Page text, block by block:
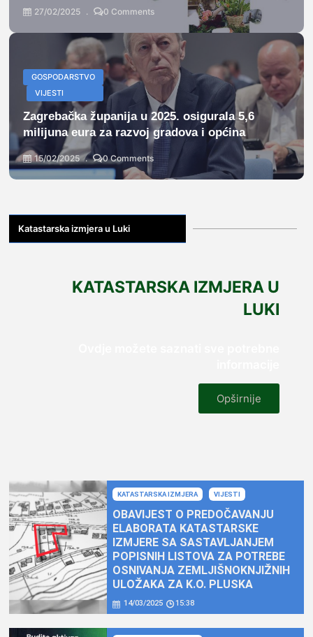
27/02/2025 0 Comments
GOSPODARSTVO
VIJESTI
Zagrebačka županija u 2025. osigurala 5,6
milijuna eura za razvoj gradova i općina
15/02/2025 0 Comments
Katastarska izmjera u Luki
KATASTARSKA IZMJERA U
LUKI
Opširnije
KATASTARSKA IZMJERA VIJESTI
OBAVIJEST O PREDOČAVANJU
ELABORATA KATASTARSKE
IZMJERE SA SASTAVLJANJEM
POPISNIH LISTOVA ZA POTREBE
OSNIVANJA ZEMLJIŠNOKNJIŽNIH
ULOŽAKA ZA K.O. PLUSKA
14/03/2025 15:38